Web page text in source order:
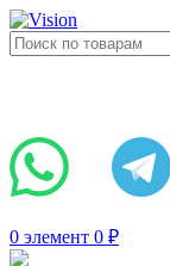
0 элемент 0 ₽